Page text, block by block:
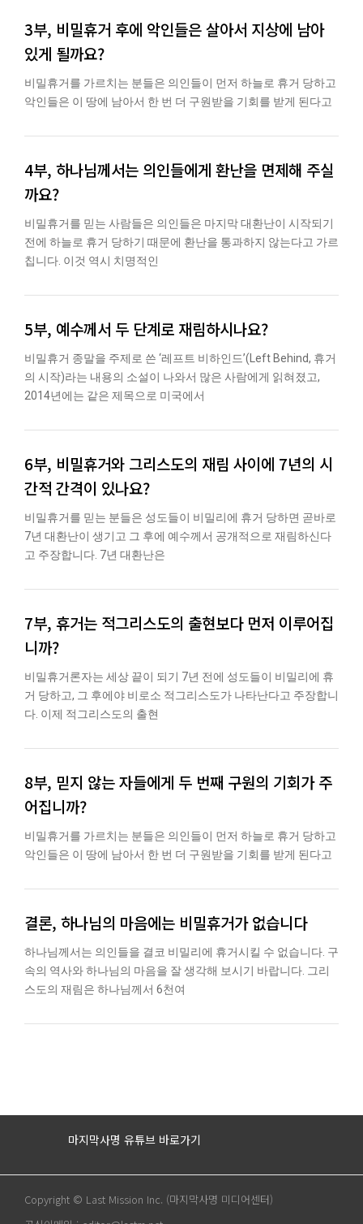
3부, 비밀휴거 후에 악인들은 살아서 지상에 남아
있게 될까요?
비밀휴거를 가르치는 분들은 의인들이 먼저 하늘로 휴거 당하고
악인들은 이 땅에 남아서 한 번 더 구원받을 기회를 받게 된다고
4부, 하나님께서는 의인들에게 환난을 면제해 주실
까요?
비밀휴거를 믿는 사람들은 의인들은 마지막 대환난이 시작되기
전에 하늘로 휴거 당하기 때문에 환난을 통과하지 않는다고 가르
칩니다. 이것 역시 치명적인
5부, 예수께서 두 단계로 재림하시나요?
비밀휴거 종말을 주제로 쓴 ‘레프트 비하인드’(Left Behind, 휴거
의 시작)라는 내용의 소설이 나와서 많은 사람에게 읽혀졌고,
2014년에는 같은 제목으로 미국에서
6부, 비밀휴거와 그리스도의 재림 사이에 7년의 시
간적 간격이 있나요?
비밀휴거를 믿는 분들은 성도들이 비밀리에 휴거 당하면 곧바로
7년 대환난이 생기고 그 후에 예수께서 공개적으로 재림하신다
고 주장합니다. 7년 대환난은
7부, 휴거는 적그리스도의 출현보다 먼저 이루어집
니까?
비밀휴거론자는 세상 끝이 되기 7년 전에 성도들이 비밀리에 휴
거 당하고, 그 후에야 비로소 적그리스도가 나타난다고 주장합니
다. 이제 적그리스도의 출현
8부, 믿지 않는 자들에게 두 번째 구원의 기회가 주
어집니까?
비밀휴거를 가르치는 분들은 의인들이 먼저 하늘로 휴거 당하고
악인들은 이 땅에 남아서 한 번 더 구원받을 기회를 받게 된다고
결론, 하나님의 마음에는 비밀휴거가 없습니다
하나님께서는 의인들을 결코 비밀리에 휴거시킬 수 없습니다. 구
속의 역사와 하나님의 마음을 잘 생각해 보시기 바랍니다. 그리
스도의 재림은 하나님께서 6천여
마지막사명 유튜브 바로가기
Copyright © Last Mission Inc. (마지막사명 미디어센터)